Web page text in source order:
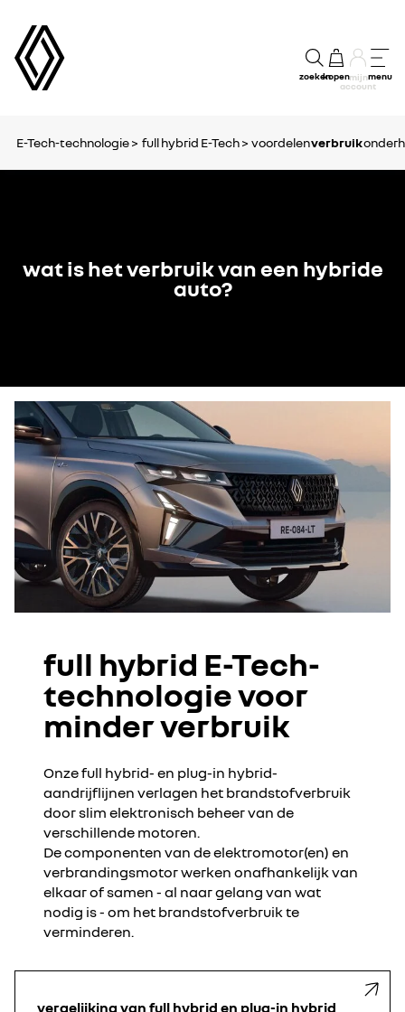
zoekenkopenmijn
account
menu
E-Tech-technologie > full hybrid E-Tech > voordelenverbruik
wat is het verbruik van een hybride
auto?
full hybrid E-Tech-
technologie voor
minder verbruik
Onze full hybrid- en plug-in hybrid-
aandrijflijnen verlagen het brandstofverbruik
door slim elektronisch beheer van de
verschillende motoren.
De componenten van de elektromotor(en) en
verbrandingsmotor werken onafhankelijk van
elkaar of samen - al naar gelang van wat
nodig is - om het brandstofverbruik te
verminderen.
vergelijking van full hybrid en plug-in hybrid